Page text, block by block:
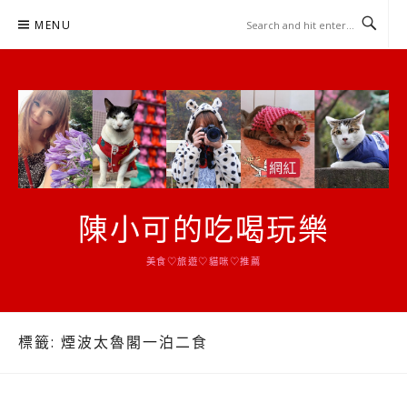
MENU
陳小可的吃喝玩樂
美食♡旅遊♡貓咪♡推薦
標籤: 煙波太魯閣一泊二食